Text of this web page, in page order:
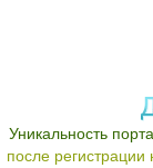
Уникальность
после